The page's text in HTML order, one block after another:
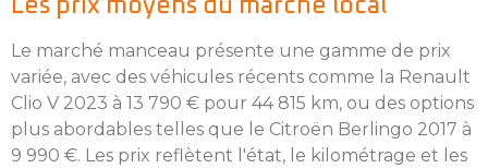
Les prix moyens du marché local
Le marché manceau présente une gamme de prix
variée, avec des véhicules récents comme la Renault
Clio V 2023 à 13 790 € pour 44 815 km, ou des options
plus abordables telles que le Citroën Berlingo 2017 à
9 990 €. Les prix reflètent l'état, le kilométrage et les